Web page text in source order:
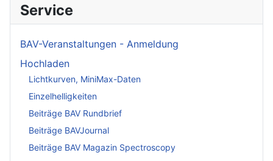
Service
BAV-Veranstaltungen - Anmeldung
Hochladen
Lichtkurven, MiniMax-Daten
Einzelhelligkeiten
Beiträge BAV Rundbrief
Beiträge BAVJournal
Beiträge BAV Magazin Spectroscopy